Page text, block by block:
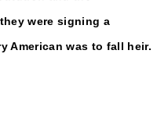
were signing a
American was to fall heir.